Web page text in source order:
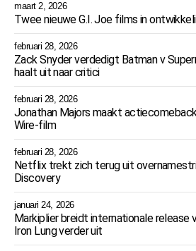
maart 2, 2026
Twee nieuwe G.I. Joe films in
februari 28, 2026
Zack Snyder verdedigt Batman v
haalt uit naar critici
februari 28, 2026
Jonathan Majors maakt
Wire-film
februari 28, 2026
Netflix trekt zich terug uit
Discovery
januari 24, 2026
Markiplier breidt internationale release
Iron Lung verder uit